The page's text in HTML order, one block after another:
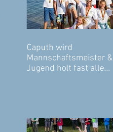
Caputh wird
Mannschaftsmeister &
Jugend holt fast alle